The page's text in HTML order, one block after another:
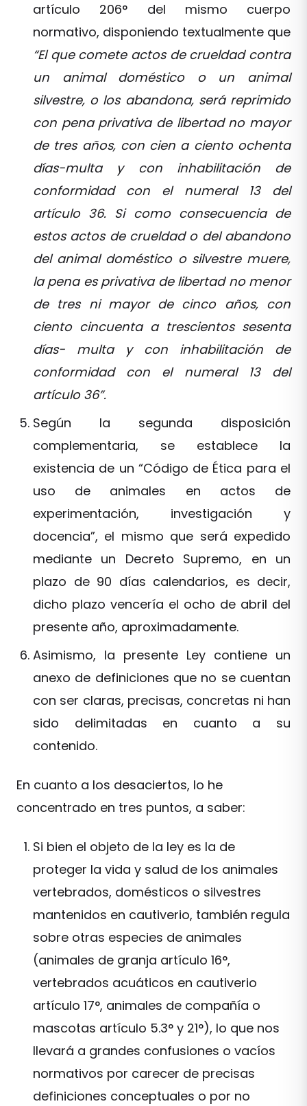
artículo 206° del mismo cuerpo
normativo, disponiendo textualmente que
“El que comete actos de crueldad contra
un animal doméstico o un animal
silvestre, o los abandona, será reprimido
con pena privativa de libertad no mayor
de tres años, con cien a ciento ochenta
días-multa y con inhabilitación de
conformidad con el numeral 13 del
artículo 36. Si como consecuencia de
estos actos de crueldad o del abandono
del animal doméstico o silvestre muere,
la pena es privativa de libertad no menor
de tres ni mayor de cinco años, con
ciento cincuenta a trescientos sesenta
días- multa y con inhabilitación de
conformidad con el numeral 13 del
artículo 36”.
Según la segunda disposición
complementaria, se establece la
existencia de un “Código de Ética para el
uso de animales en actos de
experimentación, investigación y
docencia”, el mismo que será expedido
mediante un Decreto Supremo, en un
plazo de 90 días calendarios, es decir,
dicho plazo vencería el ocho de abril del
presente año, aproximadamente.
Asimismo, la presente Ley contiene un
anexo de definiciones que no se cuentan
con ser claras, precisas, concretas ni han
sido delimitadas en cuanto a su
contenido.
En cuanto a los desaciertos, lo he
concentrado en tres puntos, a saber:
Si bien el objeto de la ley es la de
proteger la vida y salud de los animales
vertebrados, domésticos o silvestres
mantenidos en cautiverio, también regula
sobre otras especies de animales
(animales de granja artículo 16°,
vertebrados acuáticos en cautiverio
artículo 17°, animales de compañía o
mascotas artículo 5.3° y 21°), lo que nos
llevará a grandes confusiones o vacíos
normativos por carecer de precisas
definiciones conceptuales o por no